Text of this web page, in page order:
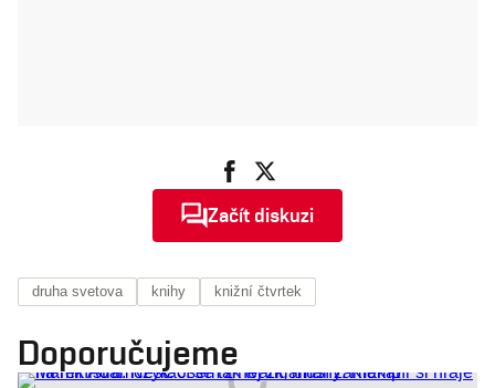
Začít diskuzi
druha svetova knihy knižní čtvrtek
Doporučujeme